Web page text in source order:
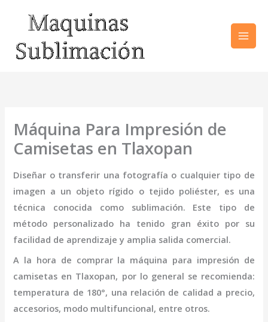
contenido
Máquina Para Impresión de
Camisetas en Tlaxopan
Diseñar o transferir una fotografía o cualquier tipo de
imagen a un objeto rígido o tejido poliéster, es una
técnica conocida como sublimación. Este tipo de
método personalizado ha tenido gran éxito por su
facilidad de aprendizaje y amplia salida comercial.
A la hora de comprar la máquina para impresión de
camisetas en Tlaxopan, por lo general se recomienda:
temperatura de 180°, una relación de calidad a precio,
accesorios, modo multifuncional, entre otros.